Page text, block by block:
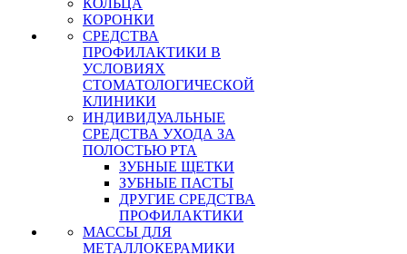
КОЛЬЦА
КОРОНКИ
СРЕДСТВА
ПРОФИЛАКТИКИ В
УСЛОВИЯХ
СТОМАТОЛОГИЧЕСКОЙ
КЛИНИКИ
ИНДИВИДУАЛЬНЫЕ
СРЕДСТВА УХОДА ЗА
ПОЛОСТЬЮ РТА
ЗУБНЫЕ ЩЕТКИ
ЗУБНЫЕ ПАСТЫ
ДРУГИЕ СРЕДСТВА
ПРОФИЛАКТИКИ
МАССЫ ДЛЯ
МЕТАЛЛОКЕРАМИКИ